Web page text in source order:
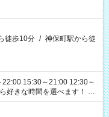
徒歩10分 / 神保町駅から徒
15:30～21:00 12:30～